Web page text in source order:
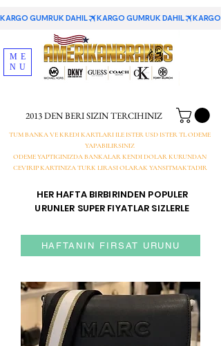
KARGO GUMRUK DAHIL
2013 DEN BERI SIZIN TERCIHINIZ
TUM BANKA VE KREDI KARTLARI ILE ISTER USD ISTER TL ODEME
YAPABILIRSINIZ
ODEME YAPTIGINIZDA BANKALAR KENDI DOLAR KURUNDAN
CEVIRIP KARTINIZA TURK LIRASI OLARAK YANSITMAKTADIR
ME
NU
HER HAFTA BIRBIRINDEN POPULER
URUNLER SUPER FIYATLAR SIZLERLE
HAFTANIN FIRSAT URUNU